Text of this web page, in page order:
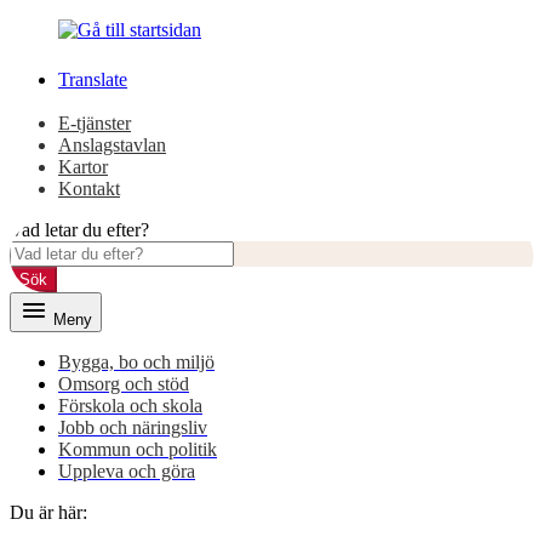
innehåll
huvudmeny
Translate
E-tjänster
Anslagstavlan
Kartor
Kontakt
Vad letar du efter?
Sök
Meny
Bygga, bo och miljö
Omsorg och stöd
Förskola och skola
Jobb och näringsliv
Kommun och politik
Uppleva och göra
Du är här: